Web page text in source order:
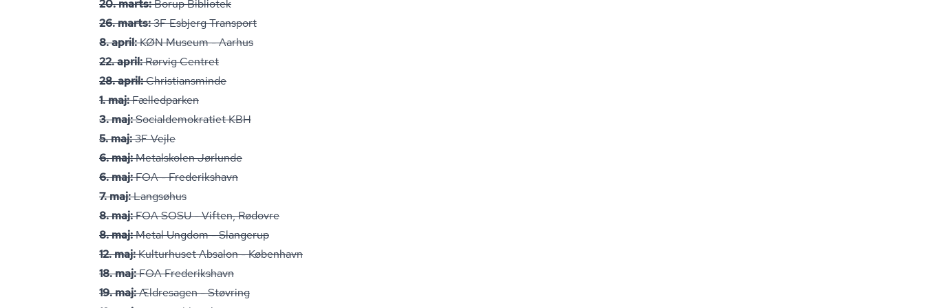
20. marts:Borup Bibliotek
26. marts:3F Esbjerg Transport
8. april:KØN Museum - Aarhus
22. april:Rørvig Centret
28. april:Chri­sti­ans­min­de
1. maj:Fælledparken
3. maj:So­ci­al­de­mo­kra­ti­et KBH
5. maj:3F Vejle
6. maj:Metalskolen Jørlunde
6. maj:FOA - Frederikshavn
7. maj:Langsøhus
8. maj:FOA SOSU - Viften, Rødovre
8. maj:Metal Ungdom - Slangerup
12. maj:Kulturhuset Absalon - København
18. maj:FOA Frederikshavn
19. maj:Ældresagen - Støvring